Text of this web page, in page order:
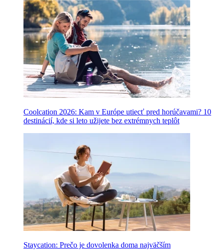
Coolcation 2026: Kam v Európe utiecť pred horúčavami? 10
destinácií, kde si leto užijete bez extrémnych teplôt
Staycation: Prečo je dovolenka doma najväčším